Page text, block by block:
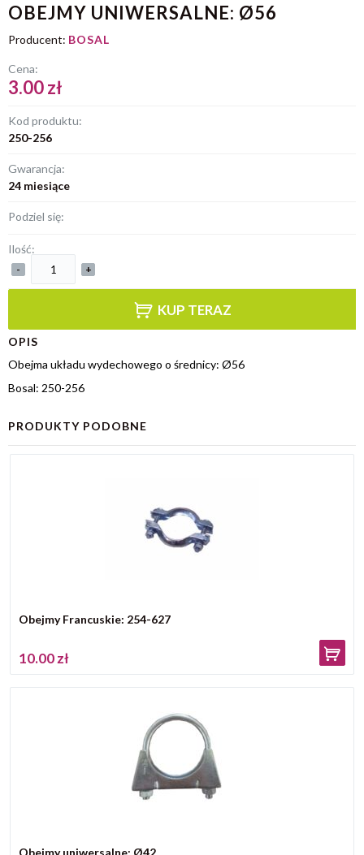
OBEJMY UNIWERSALNE: Ø56
Producent: BOSAL
Cena:
3.00 zł
Kod produktu:
250-256
Gwarancja:
24 miesiące
Podziel się:
Ilość:
- +
KUP TERAZ
OPIS
Obejma układu wydechowego o średnicy: Ø56
Bosal: 250-256
PRODUKTY PODOBNE
Obejmy Francuskie: 254-627
10.00 zł